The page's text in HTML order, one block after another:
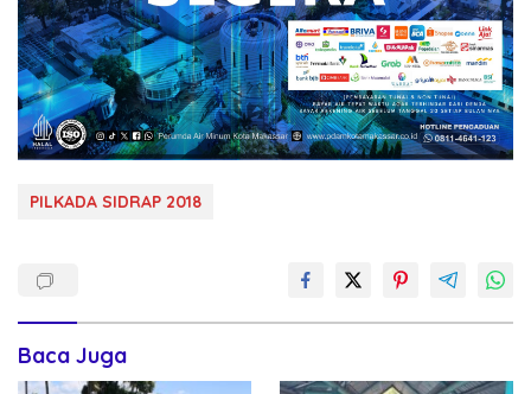
PILKADA SIDRAP 2018
Baca Juga